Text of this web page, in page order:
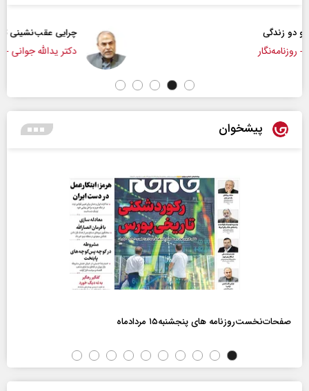
چرایی عقب‌نشینی ترامپ؟
دکتر یدالله جوانی - تحلیلگر مسائل سیاسی
پیشخوان
صفحات‌نخست‌روزنامه ها‌ی پنجشنبه‌۱۵ مردادماه